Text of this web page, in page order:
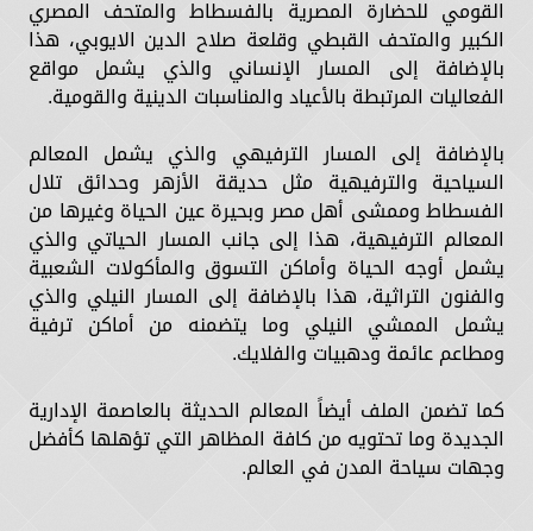
القومي للحضارة المصرية بالفسطاط والمتحف المصري
الكبير والمتحف القبطي وقلعة صلاح الدين الايوبي، هذا
بالإضافة إلى المسار الإنساني والذي يشمل مواقع
الفعاليات المرتبطة بالأعياد والمناسبات الدينية والقومية.
بالإضافة إلى المسار الترفيهي والذي يشمل المعالم
السياحية والترفيهية مثل حديقة الأزهر وحدائق تلال
الفسطاط وممشى أهل مصر وبحيرة عين الحياة وغيرها من
المعالم الترفيهية، هذا إلى جانب المسار الحياتي والذي
يشمل أوجه الحياة وأماكن التسوق والمأكولات الشعبية
والفنون التراثية، هذا بالإضافة إلى المسار النيلي والذي
يشمل الممشي النيلي وما يتضمنه من أماكن ترفية
ومطاعم عائمة ودهبيات والفلايك.
كما تضمن الملف أيضاً المعالم الحديثة بالعاصمة الإدارية
الجديدة وما تحتويه من كافة المظاهر التي تؤهلها كأفضل
وجهات سياحة المدن في العالم.